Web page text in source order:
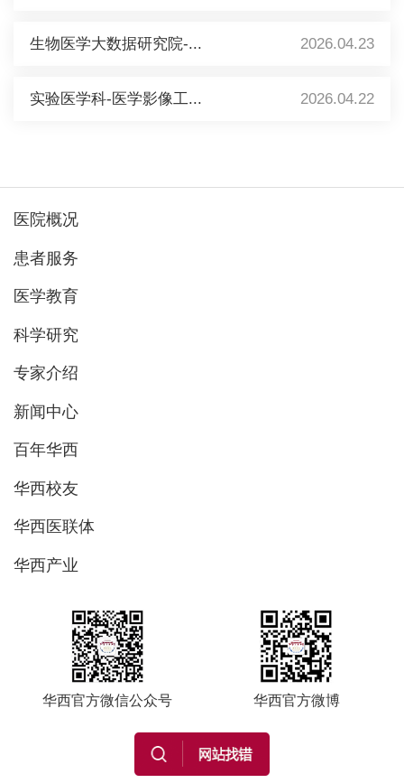
生物医学大数据研究院-... 2026.04.23
实验医学科-医学影像工... 2026.04.22
医院概况
患者服务
医学教育
科学研究
专家介绍
新闻中心
百年华西
华西校友
华西医联体
华西产业
华西官方微信公众号 华西官方微博